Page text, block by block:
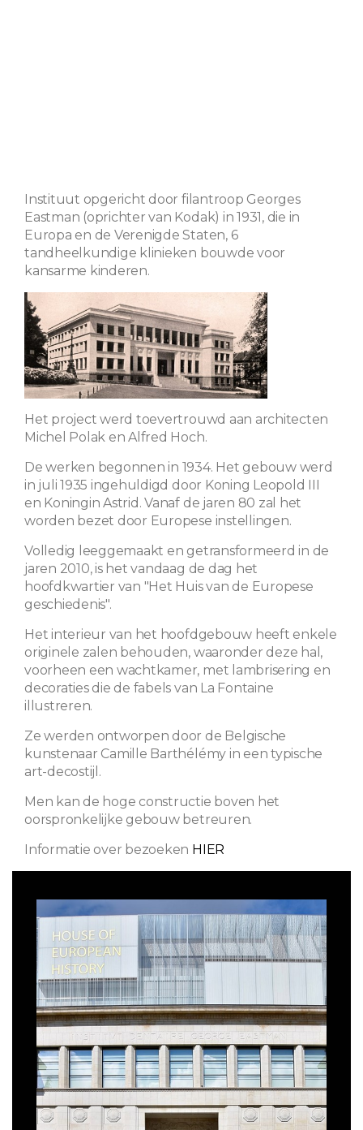
Instituut opgericht door filantroop Georges
Eastman (oprichter van Kodak) in 1931, die in
Europa en de Verenigde Staten, 6
tandheelkundige klinieken bouwde voor
kansarme kinderen.
Het project werd toevertrouwd aan architecten
Michel Polak en Alfred Hoch.
De werken begonnen in 1934. Het gebouw werd
in juli 1935 ingehuldigd door Koning Leopold III
en Koningin Astrid. Vanaf de jaren 80 zal het
worden bezet door Europese instellingen.
Volledig leeggemaakt en getransformeerd in de
jaren 2010, is het vandaag de dag het
hoofdkwartier van "Het Huis van de Europese
geschiedenis".
Het interieur van het hoofdgebouw heeft enkele
originele zalen behouden, waaronder deze hal,
voorheen een wachtkamer, met lambrisering en
decoraties die de fabels van La Fontaine
illustreren.
Ze werden ontworpen door de Belgische
kunstenaar Camille Barthélémy in een typische
art-decostijl.
Men kan de hoge constructie boven het
oorspronkelijke gebouw betreuren.
Informatie over bezoeken HIER